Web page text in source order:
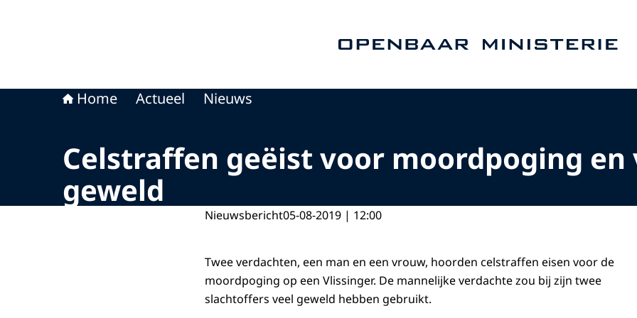
Home Actueel Nieuws
Celstraffen geëist voor moordpoging en
geweld
Nieuwsbericht05-08-2019 | 12:00
Twee verdachten, een man en een vrouw, hoorden celstraffen eisen voor de
moordpoging op een Vlissinger. De mannelijke verdachte zou bij zijn twee
slachtoffers veel geweld hebben gebruikt.